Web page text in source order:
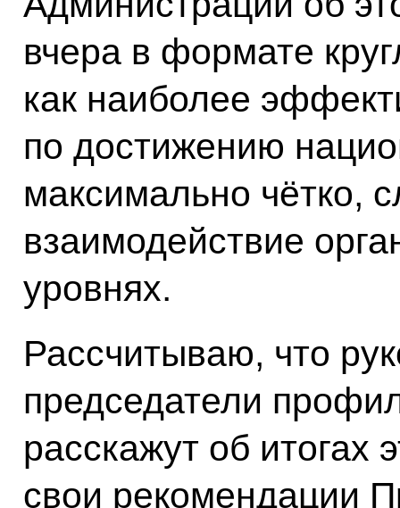
вчера в формате
как наиболее
по достижению
максимально чётко,
взаимодействие
уровнях.
Рассчитываю, что
председатели
расскажут об итогах
свои рекомендации